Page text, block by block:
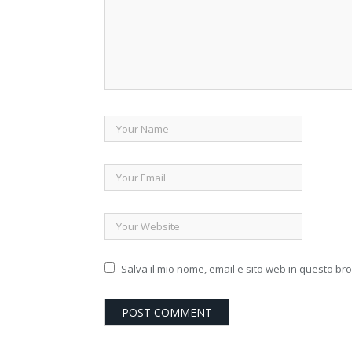
Salva il mio nome, email e sito web in questo